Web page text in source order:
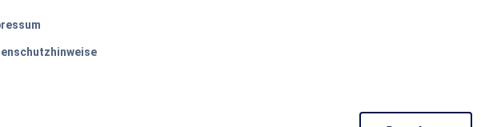
ist zurück – und das mit jeder Menge
zu einer festen Größe geworden ist, soll diese Saison noch größer und
durch die zahlreichen Höhepunkte der neuen Fernsehgarten-Saison. Sichern